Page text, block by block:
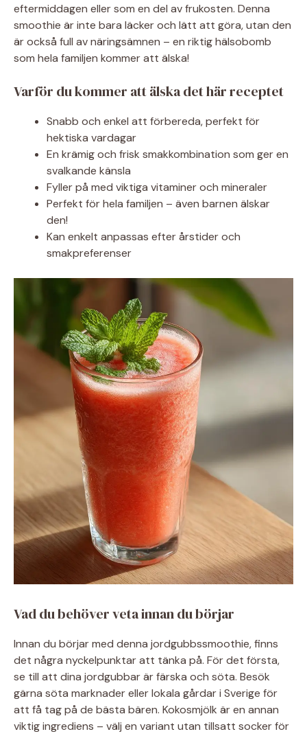
eftermiddagen eller som en del av frukosten. Denna
smoothie är inte bara läcker och lätt att göra, utan den
är också full av näringsämnen – en riktig hälsobomb
som hela familjen kommer att älska!
Varför du kommer att älska det här receptet
Snabb och enkel att förbereda, perfekt för
hektiska vardagar
En krämig och frisk smakkombination som ger en
svalkande känsla
Fyller på med viktiga vitaminer och mineraler
Perfekt för hela familjen – även barnen älskar
den!
Kan enkelt anpassas efter årstider och
smakpreferenser
Vad du behöver veta innan du börjar
Innan du börjar med denna jordgubbssmoothie, finns
det några nyckelpunktar att tänka på. För det första,
se till att dina jordgubbar är färska och söta. Besök
gärna söta marknader eller lokala gårdar i Sverige för
att få tag på de bästa bären. Kokosmjölk är en annan
viktig ingrediens – välj en variant utan tillsatt socker för